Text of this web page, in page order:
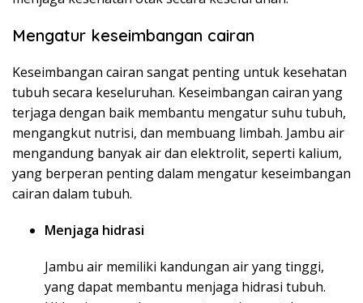
Mengatur keseimbangan cairan
Keseimbangan cairan sangat penting untuk kesehatan
tubuh secara keseluruhan. Keseimbangan cairan yang
terjaga dengan baik membantu mengatur suhu tubuh,
mengangkut nutrisi, dan membuang limbah. Jambu air
mengandung banyak air dan elektrolit, seperti kalium,
yang berperan penting dalam mengatur keseimbangan
cairan dalam tubuh.
Menjaga hidrasi
Jambu air memiliki kandungan air yang tinggi,
yang dapat membantu menjaga hidrasi tubuh.